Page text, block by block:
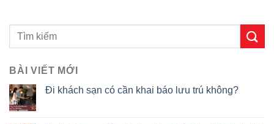
BÀI VIẾT MỚI
Đi khách sạn có cần khai báo lưu trú không?